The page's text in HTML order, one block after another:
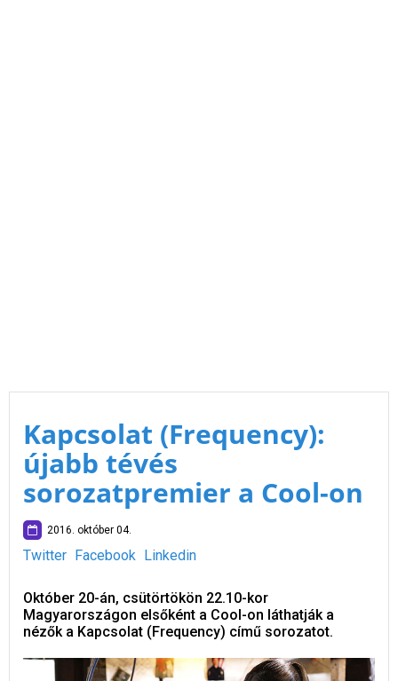
Kapcsolat (Frequency):
újabb tévés
sorozatpremier a Cool-on
2016. október 04.
Twitter Facebook Linkedin
Október 20-án, csütörtökön 22.10-kor
Magyarországon elsőként a Cool-on láthatják a
nézők a Kapcsolat (Frequency) című sorozatot.